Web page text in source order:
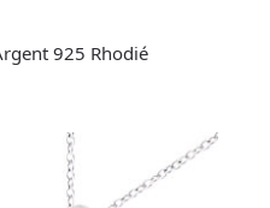
925 Rhodié